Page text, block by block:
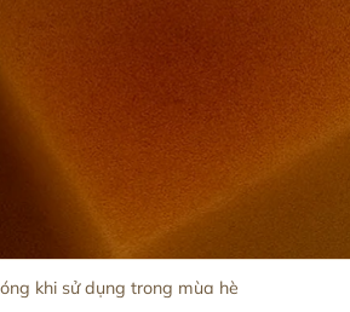
khi sử dụng trong mùa hè